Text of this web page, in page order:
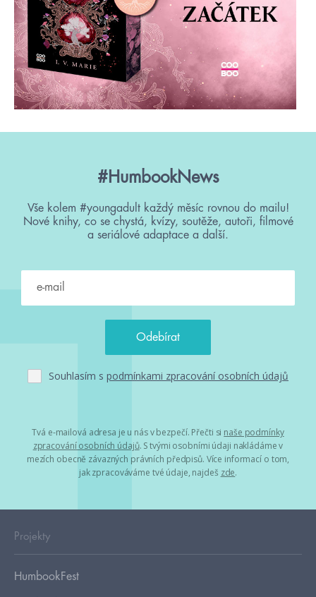
#HumbookNews
Vše kolem #youngadult každý měsíc rovnou do mailu!
Nové knihy, co se chystá, kvízy, soutěže, autoři, filmové
a seriálové adaptace a další.
Souhlasím s podmínkami zpracování osobních údajů
Tvá e-mailová adresa je u nás v bezpečí. Přečti si naše podmínky
zpracování osobních údajů. S tvými osobními údaji nakládáme v
mezích obecně závazných právních předpisů. Více informací o tom,
jak zpracováváme tvé údaje, najdeš zde.
Projekty
HumbookFest